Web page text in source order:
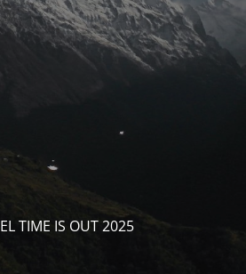
TIME IS OUT 2025